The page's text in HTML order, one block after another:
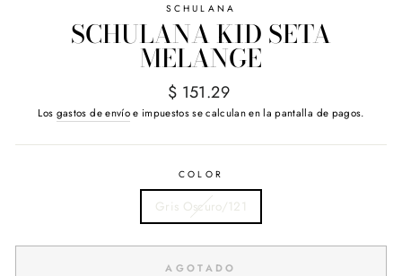
SCHULANA
SCHULANA KID SETA
MELANGE
Precio
habitual
$ 151.29
Los gastos de envíoe impuestos se calculan en la pantalla de pagos.
COLOR
Gris Oscuro/121
AGOTADO